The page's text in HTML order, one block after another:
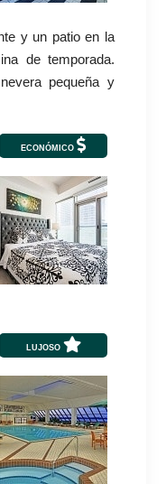
y un patio en la
de temporada.
pequeña y
ECONÓMICO
LUJOSO